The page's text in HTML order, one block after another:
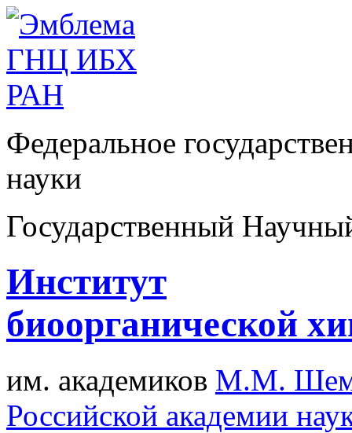
Федеральное
науки
Государственный
Институт
биоорганической
им. академиков М.М.
Российской академии